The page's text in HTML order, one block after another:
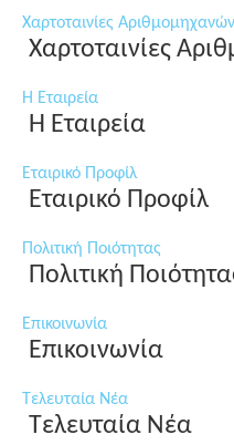
Χαρτοταινίες Αριθμομηχανών
Χαρτοταινίες
Η Εταιρεία
Η Εταιρεία
Εταιρικό Προφίλ
Εταιρικό Προφίλ
Πολιτική Ποιότητας
Πολιτική
Επικοινωνία
Επικοινωνία
Τελευταία Νέα
Τελευταία Νέα